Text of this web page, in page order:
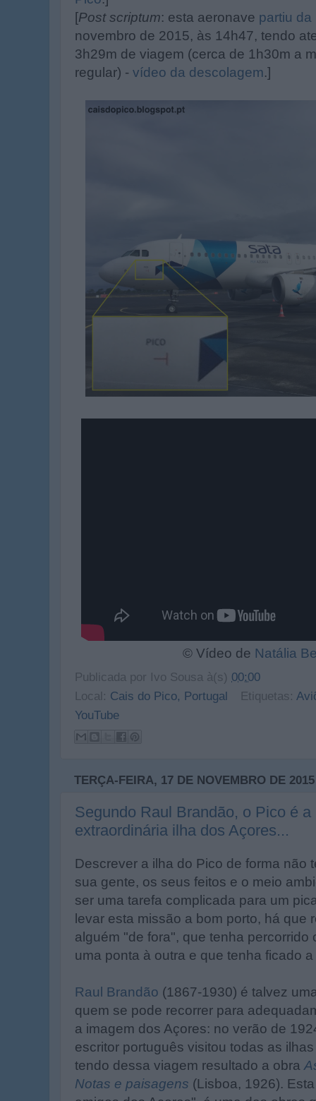
[Post scriptum: esta aeronave partiu da
novembro de 2015, às 14h47, tendo
3h29m de viagem (cerca de 1h30m a
regular) - vídeo da descolagem.]
© Vídeo de Natália
Publicada por Ivo Sousa à(s) 00:00
Local: Cais do Pico, Portugal Etiquetas:
YouTube
TERÇA-FEIRA, 17 DE NOVEMBRO DE 2015
Segundo Raul Brandão, o Pico é
extraordinária ilha dos Açores...
Descrever a ilha do Pico de forma não
sua gente, os seus feitos e o meio
ser uma tarefa complicada para um
levar esta missão a bom porto, há que
alguém "de fora", que tenha percorrido
uma ponta à outra e que tenha ficado
Raul Brandão (1867-1930) é talvez
quem se pode recorrer para
a imagem dos Açores: no verão de
escritor português visitou todas as
tendo dessa viagem resultado a obra
Notas e paisagens (Lisboa, 1926).